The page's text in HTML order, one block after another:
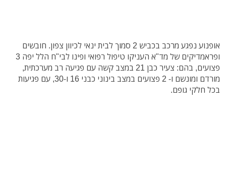
אופנוע נפגע מרכב בכביש 2 סמוך לבית ינאי לכיוון צפון. חובשים
ופראמדיקים של מד"א העניקו טיפול רפואי ופינו לבי"ח הלל יפה 3
פצועים, בהם: צעיר כבן 21 במצב קשה עם פגיעה רב מערכתית,
מורדם ומונשם ו- 2 פצועים במצב בינוני כבני 16 ו-30, עם פגיעות
בכל חלקי גופם.